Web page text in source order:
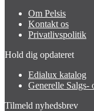
Om Pelsis
Kontakt os
Privatlivspolitik
Hold dig opdateret
Edialux katalog
Generelle Salgs-
Tilmeld nyhedsbrev